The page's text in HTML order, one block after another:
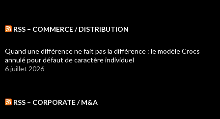
RSS – COMMERCE / DISTRIBUTION
Quand une différence ne fait pas la différence : le modèle Crocs
annulé pour défaut de caractère individuel
6 juillet 2026
RSS – CORPORATE / M&A